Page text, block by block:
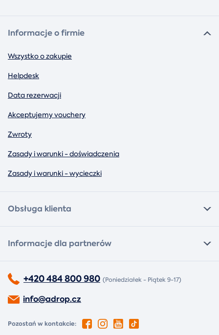
Informacje o firmie
Wszystko o zakupie
Helpdesk
Data rezerwacji
Akceptujemy vouchery
Zwroty
Zasady i warunki - doświadczenia
Zasady i warunki - wycieczki
Obsługa klienta
Informacje dla partnerów
+420 484 800 980 (Poniedziałek - Piątek 9-17)
info@adrop.cz
Pozostań w kontakcie: